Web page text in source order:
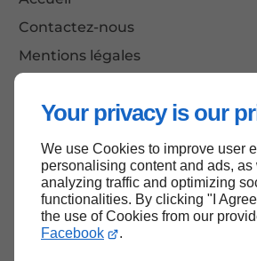
Your privacy is our
We use Cookies to improve user
personalising content and ads, as
analyzing traffic and optimizing
functionalities. By clicking "I
the use of Cookies from our
Facebook
.
Contactez-nous
Mentions légales
Haut de page